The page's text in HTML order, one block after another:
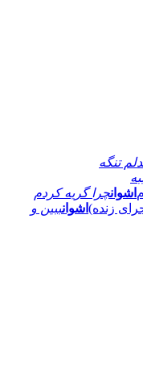
دلم تنگه
اشوانچرا گریه کردم
اشوانببین و